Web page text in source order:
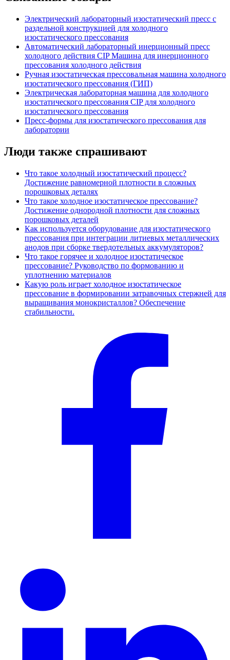
Электрический лабораторный изостатический пресс с
раздельной конструкцией для холодного
изостатического прессования
Автоматический лабораторный инерционный пресс
холодного действия CIP Машина для инерционного
прессования холодного действия
Ручная изостатическая прессовальная машина холодного
изостатического прессования (ГИП)
Электрическая лабораторная машина для холодного
изостатического прессования CIP для холодного
изостатического прессования
Пресс-формы для изостатического прессования для
лаборатории
Люди также спрашивают
Что такое холодный изостатический процесс?
Достижение равномерной плотности в сложных
порошковых деталях
Что такое холодное изостатическое прессование?
Достижение однородной плотности для сложных
порошковых деталей
Как используется оборудование для изостатического
прессования при интеграции литиевых металлических
анодов при сборке твердотельных аккумуляторов?
Что такое горячее и холодное изостатическое
прессование? Руководство по формованию и
уплотнению материалов
Какую роль играет холодное изостатическое
прессование в формировании затравочных стержней для
выращивания монокристаллов? Обеспечение
стабильности.